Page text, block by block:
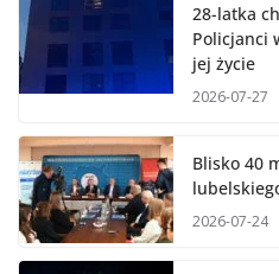
28-latka
Policjanci
jej życie
2026-07-27
Blisko 40
2026-07-24